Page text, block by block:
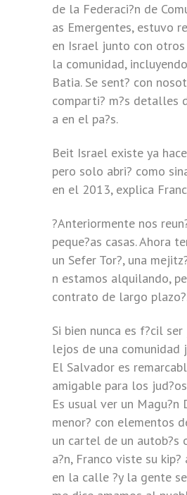
de la Federaci?n de
as Emergentes, estuvo
en Israel junto con
la comunidad,
Batia. Se sent? con
comparti? m?s detalles
a en el pa?s.
Beit Israel existe ya
pero solo abri? como
en el 2013, explica
?Anteriormente nos
peque?as casas. Ahora
un Sefer Tor?, una
n estamos alquilando,
contrato de largo
Si bien nunca es f?cil
lejos de una comunidad
El Salvador es
amigable para los
Es usual ver un Magu?n
menor? con elementos
un cartel de un autob?s
a?n, Franco viste su
en la calle ?y la gente